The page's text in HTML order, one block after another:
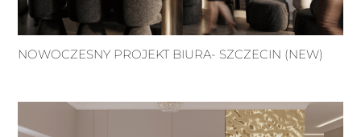
NOWOCZESNY PROJEKT BIURA- SZCZECIN (NEW)